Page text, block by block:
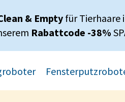
& Emptyfür Tierhaare
Rabattcode -38%